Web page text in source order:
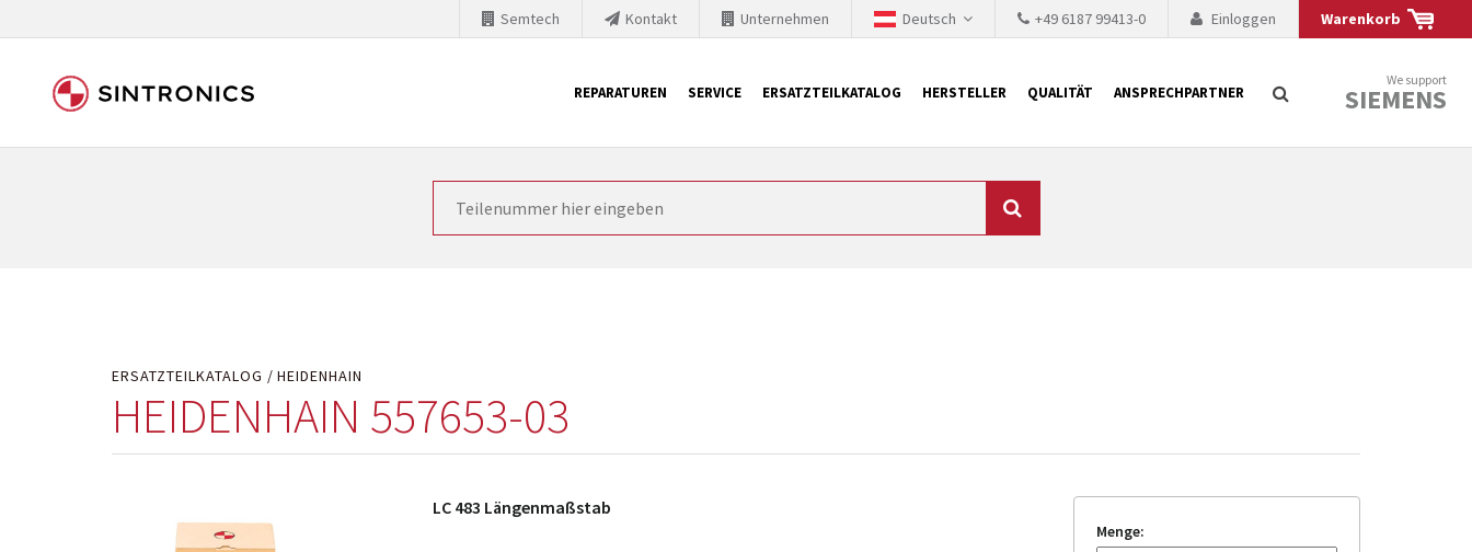
Warenkorb
Einloggen
+49 6187 99413-0
Deutsch
Unternehmen
Kontakt
Semtech
REPARATUREN SERVICE ERSATZTEILKATALOG HERSTELLER QUALITÄT ANSPRECHPARTNER
We support
SIEMENS
Unsere Zusammenarbeit mit Siemens
ERSATZTEILKATALOG HEIDENHAIN
HEIDENHAIN 557653-03
LC 483 Längenmaßstab
Menge: